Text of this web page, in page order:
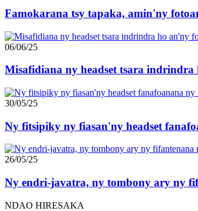
Famokarana tsy tapaka, amin'ny
06/06/25
Misafidiana ny headset tsara indrindra
30/05/25
Ny fitsipiky ny fiasan'ny headset
26/05/25
Ny endri-javatra, ny tombony ary ny
NDAO HIRESAKA